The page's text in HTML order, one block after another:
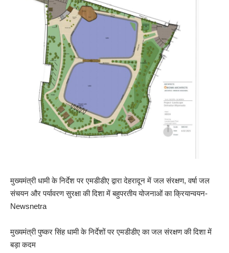
मुख्यमंत्री धामी के निर्देश पर एमडीडीए द्वारा देहरादून में जल संरक्षण, वर्षा जल
संचयन और पर्यावरण सुरक्षा की दिशा में बहुपरतीय योजनाओं का क्रियान्वयन-
Newsnetra
मुख्यमंत्री पुष्कर सिंह धामी के निर्देशों पर एमडीडीए का जल संरक्षण की दिशा में
बड़ा कदम